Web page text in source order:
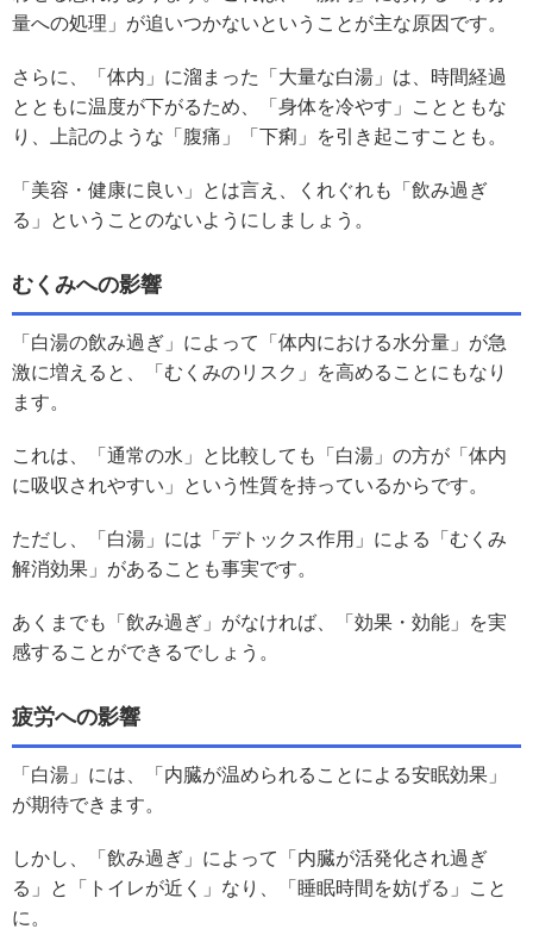
量への処理」が追いつかないということが主な原因です。
さらに、「体内」に溜まった「大量な白湯」は、時間経過
とともに温度が下がるため、「身体を冷やす」ことともな
り、上記のような「腹痛」「下痢」を引き起こすことも。
「美容・健康に良い」とは言え、くれぐれも「飲み過ぎ
る」ということのないようにしましょう。
むくみへの影響
「白湯の飲み過ぎ」によって「体内における水分量」が急
激に増えると、「むくみのリスク」を高めることにもなり
ます。
これは、「通常の水」と比較しても「白湯」の方が「体内
に吸収されやすい」という性質を持っているからです。
ただし、「白湯」には「デトックス作用」による「むくみ
解消効果」があることも事実です。
あくまでも「飲み過ぎ」がなければ、「効果・効能」を実
感することができるでしょう。
疲労への影響
「白湯」には、「内臓が温められることによる安眠効果」
が期待できます。
しかし、「飲み過ぎ」によって「内臓が活発化され過ぎ
る」と「トイレが近く」なり、「睡眠時間を妨げる」こと
に。